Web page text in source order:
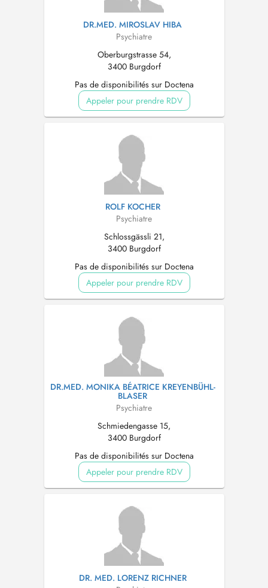
DR.MED. MIROSLAV HIBA
Psychiatre
Oberburgstrasse 54,
3400 Burgdorf
Pas de disponibilités sur Doctena
Appeler pour prendre RDV
ROLF KOCHER
Psychiatre
Schlossgässli 21,
3400 Burgdorf
Pas de disponibilités sur Doctena
Appeler pour prendre RDV
DR.MED. MONIKA BÉATRICE KREYENBÜHL-
BLASER
Psychiatre
Schmiedengasse 15,
3400 Burgdorf
Pas de disponibilités sur Doctena
Appeler pour prendre RDV
DR. MED. LORENZ RICHNER